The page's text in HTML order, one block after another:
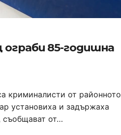
85-годишна
криминалисти от районното
установиха и задържаха
съобщават от…